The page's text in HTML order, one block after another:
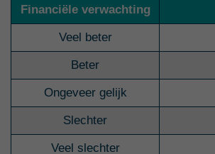
Financiële verwachting
Veel beter
Beter
Ongeveer gelijk
Slechter
Veel slechter